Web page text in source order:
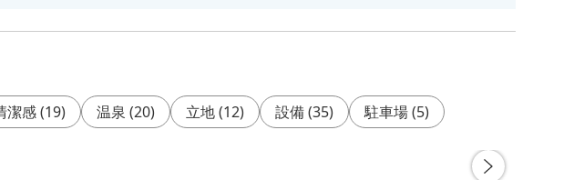
潔感(19) 温泉 (20) 立地(12) 設備(35) 駐車場(5)